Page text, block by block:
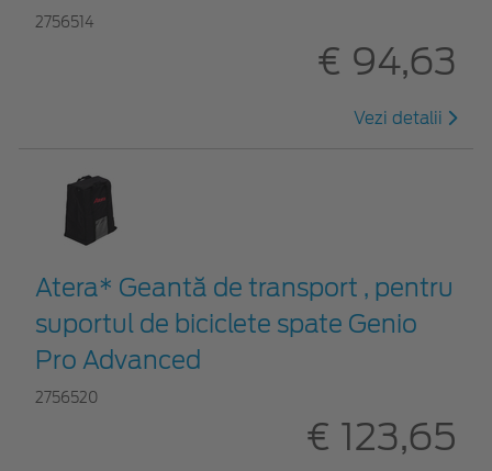
2756514
€ 94,63
Vezi detalii
Atera* Geantă de transport , pentru
suportul de biciclete spate Genio
Pro Advanced
2756520
€ 123,65